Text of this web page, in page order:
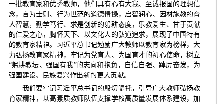
一批教育家和优秀教师，他们具有心有大我、至诚报国的理想信
念，言为士则、行为世范的道德情操，启智润心、因材施教的育
人智慧，勤学笃行、求是创新的躬耕态度，乐教爱生、甘于贡献
的仁爱之心，胸怀天下、以文化人的弘道追求，展现了中国特有
的教育家精神。习近平总书记勉励广大教师以教育家为榜样，大
力弘扬教育家精神，牢记为党育人、为国育才的初心使命，树立
“躬耕教坛、强国有我”的志向和抱负，自信自强、踔厉奋发，为
强国建设、民族复兴作出新的更大贡献。
我们要牢记习近平总书记的殷切嘱托，引导广大教师弘扬教
育家精神，以高素质教师队伍支撑学校高质量发展体系建设，加